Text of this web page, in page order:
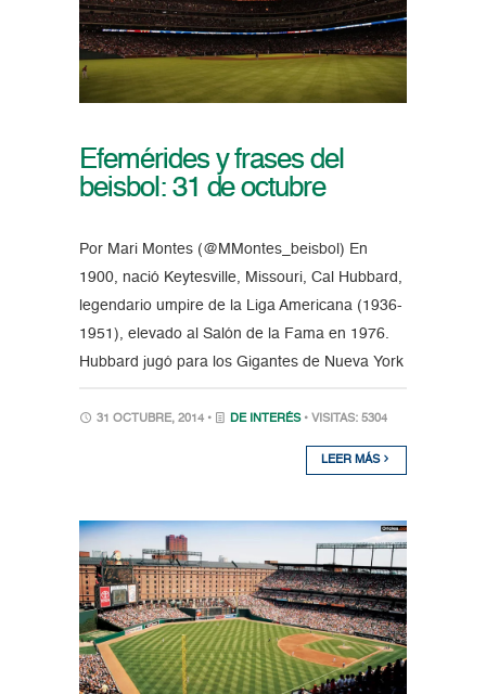
Efemérides y frases del
beisbol: 31 de octubre
Por Mari Montes (@MMontes_beisbol) En
1900, nació Keytesville, Missouri, Cal Hubbard,
legendario umpire de la Liga Americana (1936-
1951), elevado al Salón de la Fama en 1976.
Hubbard jugó para los Gigantes de Nueva York
31 OCTUBRE, 2014 • DE INTERÉS • VISITAS: 5304
LEER MÁS